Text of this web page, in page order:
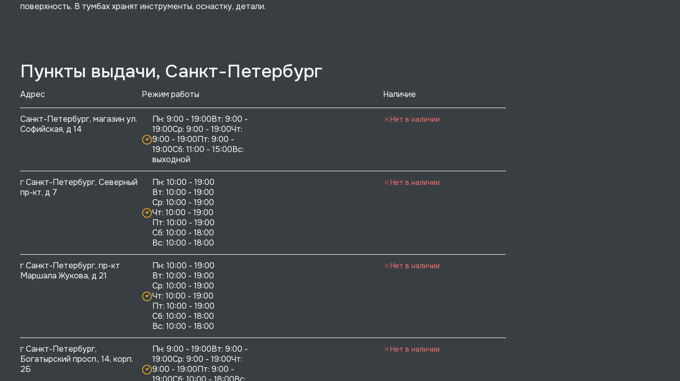
поверхность. В тумбах хранят инструменты, оснастку, детали.
Пункты выдачи, Санкт-Петербург
Адрес Режим работы Наличие
Санкт-Петербург, магазин ул.
Софийская, д 14
Пн: 9:00 - 19:00Вт: 9:00 -
19:00Ср: 9:00 - 19:00Чт:
9:00 - 19:00Пт: 9:00 -
19:00Сб: 11:00 - 15:00Вс:
выходной
Нет в наличии
г Санкт-Петербург, Северный
пр-кт, д 7
Пн: 10:00 - 19:00
Вт: 10:00 - 19:00
Ср: 10:00 - 19:00
Чт: 10:00 - 19:00
Пт: 10:00 - 19:00
Сб: 10:00 - 18:00
Нет в наличии
г Санкт-Петербург, пр-кт
Маршала Жукова, д 21
Пн: 10:00 - 19:00
Вт: 10:00 - 19:00
Ср: 10:00 - 19:00
Чт: 10:00 - 19:00
Пт: 10:00 - 19:00
Сб: 10:00 - 18:00
Нет в наличии
г Санкт-Петербург,
Богатырский просп., 14, корп.
2Б
Пн: 9:00 - 19:00Вт: 9:00 -
19:00Ср: 9:00 - 19:00Чт:
9:00 - 19:00Пт: 9:00 -
Нет в наличии